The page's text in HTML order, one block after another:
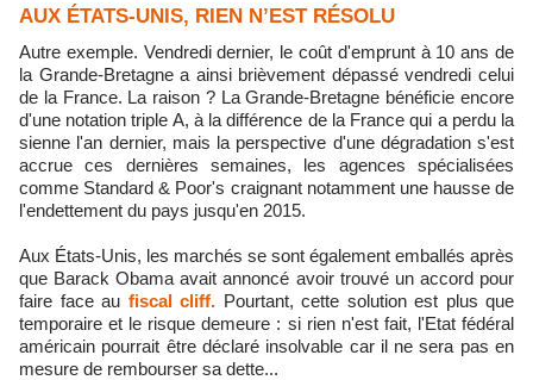
AUX ÉTATS-UNIS, RIEN N’EST RÉSOLU
Autre exemple. Vendredi dernier, le coût d'emprunt à 10 ans de
la Grande-Bretagne a ainsi brièvement dépassé vendredi celui
de la France. La raison ? La Grande-Bretagne bénéficie encore
d'une notation triple A, à la différence de la France qui a perdu la
sienne l'an dernier, mais la perspective d'une dégradation s'est
accrue ces dernières semaines, les agences spécialisées
comme Standard & Poor's craignant notamment une hausse de
l'endettement du pays jusqu'en 2015.
Aux États-Unis, les marchés se sont également emballés après
que Barack Obama avait annoncé avoir trouvé un accord pour
faire face au fiscal cliff. Pourtant, cette solution est plus que
temporaire et le risque demeure : si rien n'est fait, l'Etat fédéral
américain pourrait être déclaré insolvable car il ne sera pas en
mesure de rembourser sa dette...